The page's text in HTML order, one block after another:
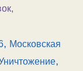
,
, Московская
,